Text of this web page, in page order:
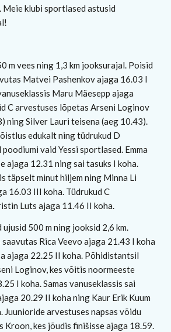
Meie klubi sportlased astusid
m vees ning 1,3 km jooksurajal. Poisid
Matvei Pashenkov ajaga 16.03 I
Maru Mäesepp ajaga
C arvestuses lõpetas Arseni Loginov
ning Silver Lauri teisena (aeg 10.43).
edukalt ning tüdrukud D
vaid Yessi sportlased. Emma
ajaga 12.31 ning sai tasuks I koha.
täpselt minut hiljem ning Minna Li
16.03 III koha. Tüdrukud C
Luts ajaga 11.46 II koha.
500 m ning jooksid 2,6 km.
Rica Veevo ajaga 21.43 I koha
ajaga 22.25 II koha. Põhidistantsil
Loginov, kes võitis noormeeste
I koha. Samas vanuseklassis sai
20.29 II koha ning Kaur Erik Kuum
Juunioride arvestuses napsas võidu
Kroon, kes jõudis finišisse ajaga 18.59.